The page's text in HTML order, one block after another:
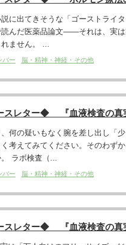
に出てきそうな「ゴーストライ
読んだ医薬品論文――それは、実
ません。 ...
バー 脳・精神・神経・その他
スレター◆ 『血液検査の真
何の疑いもなく腕を差し出し「
考えてみてください。そのわず
ラボ検査（...
バー 脳・精神・神経・その他
スレター◆ 『血液検査の真